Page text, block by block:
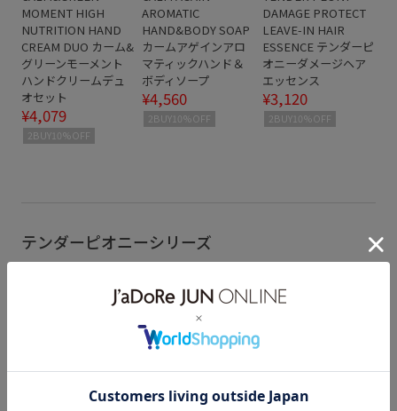
MOMENT HIGH
NUTRITION HAND
CREAM DUO カーム&
グリーンモーメント
ハンドクリームデュ
オセット
¥4,079
2BUY10%OFF
AROMATIC
HAND&BODY SOAP
カームアゲインアロ
マティックハンド＆
ボディソープ
¥4,560
2BUY10%OFF
DAMAGE PROTECT
LEAVE-IN HAIR
ESSENCE テンダーピ
オニーダメージヘア
エッセンス
¥3,120
2BUY10%OFF
テンダーピオニーシリーズ
20%OFF 20%OFF